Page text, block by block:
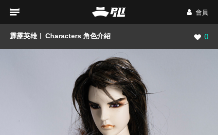
會員
霹靂英雄 Characters 角色介紹 瀏覽
0